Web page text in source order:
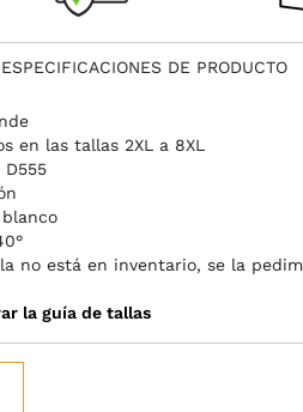
ESPECIFICACIONES DE PRODUCTO
en las tallas 2XL a 8XL
no está en inventario, se la
la guía de tallas